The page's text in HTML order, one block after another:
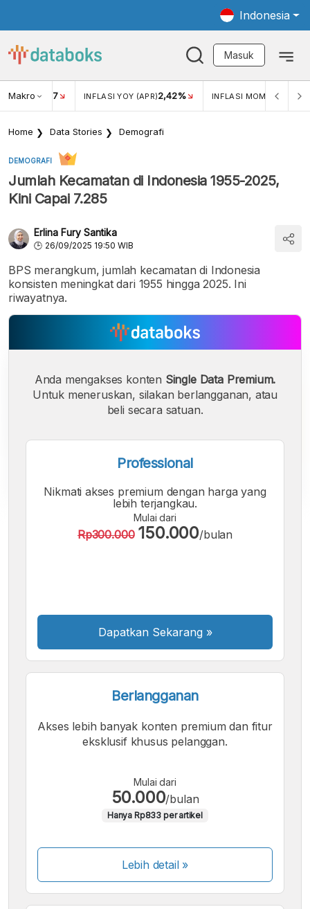
Indonesia
Masuk
Makro
USD/IDR 17 INFLASI YOY (APR)2,42% INFLASI MOM (MAR)
Home Data Stories Demografi
DEMOGRAFI
Jumlah Kecamatan di Indonesia 1955-2025,
Kini Capai 7.285
Erlina Fury Santika
26/09/2025 19:50 WIB
BPS merangkum, jumlah kecamatan di Indonesia
konsisten meningkat dari 1955 hingga 2025. Ini
riwayatnya.
Font
A
Font
A
Font
Anda mengakses konten Single Data Premium.
Untuk meneruskan, silakan berlangganan, atau
beli secara satuan.
Professional
Nikmati akses premium dengan harga yang
lebih terjangkau.
Mulai dari
Rp300.000 150.000/bulan
Dapatkan Sekarang »
Berlangganan
Akses lebih banyak konten premium dan fitur
eksklusif khusus pelanggan.
Mulai dari
50.000/bulan
Hanya Rp833 per artikel
Lebih detail »